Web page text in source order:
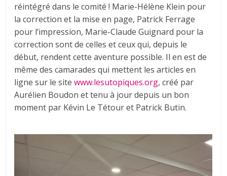
réintégré dans le comité ! Marie-Hélène Klein pour
la correction et la mise en page, Patrick Ferrage
pour l’impression, Marie-Claude Guignard pour la
correction sont de celles et ceux qui, depuis le
début, rendent cette aventure possible. Il en est de
même des camarades qui mettent les articles en
ligne sur le sitewww.lesutopiques.org, créé par
Aurélien Boudon et tenu à jour depuis un bon
moment par Kévin Le Tétour et Patrick Butin.